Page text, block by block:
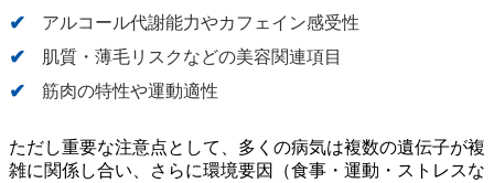
アルコール代謝能力やカフェイン感受性
肌質・薄毛リスクなどの美容関連項目
筋肉の特性や運動適性
ただし重要な注意点として、多くの病気は複数の遺伝子が複
雑に関係し合い、さらに環境要因（食事・運動・ストレスな